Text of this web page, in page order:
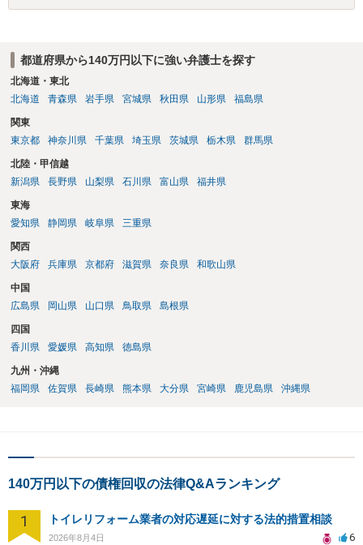
都道府県から140万円以下に強い弁護士を探す
北海道・東北
北海道
青森県 岩手県 宮城県 秋田県 山形県 福島県
関東
東京都
神奈川県 千葉県 埼玉県 茨城県 栃木県 群馬県
北陸・甲信越
新潟県
長野県 山梨県 石川県 富山県 福井県
東海
愛知県
静岡県 岐阜県 三重県
関西
大阪府
兵庫県 京都府 滋賀県 奈良県 和歌山県
中国
広島県
岡山県 山口県 鳥取県 島根県
四国
香川県
愛媛県 高知県 徳島県
九州・沖縄
福岡県
佐賀県 長崎県 熊本県 大分県 宮崎県 鹿児島県 沖縄県
140万円以下の債権回収の法律Q&Aランキング
1 トイレリフォーム業者の対応遅延に対する法的措置相談
2026年8月4日 6